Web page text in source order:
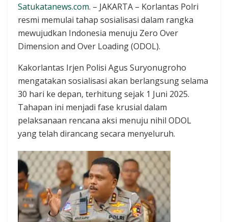
Satukatanews.com. – JAKARTA – Korlantas Polri
resmi memulai tahap sosialisasi dalam rangka
mewujudkan Indonesia menuju Zero Over
Dimension and Over Loading (ODOL).
Kakorlantas Irjen Polisi Agus Suryonugroho
mengatakan sosialisasi akan berlangsung selama
30 hari ke depan, terhitung sejak 1 Juni 2025.
Tahapan ini menjadi fase krusial dalam
pelaksanaan rencana aksi menuju nihil ODOL
yang telah dirancang secara menyeluruh.